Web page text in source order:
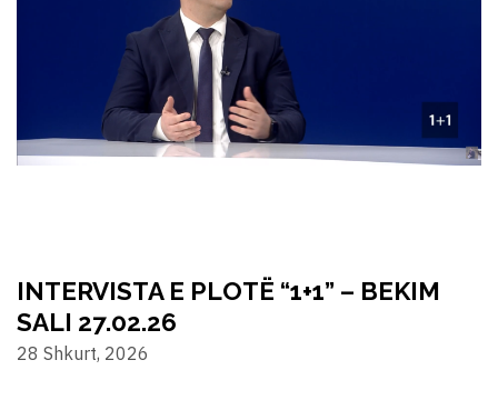
INTERVISTA E PLOTË “1+1” – BEKIM
SALI 27.02.26
28 Shkurt, 2026